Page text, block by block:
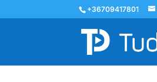
+36709417801